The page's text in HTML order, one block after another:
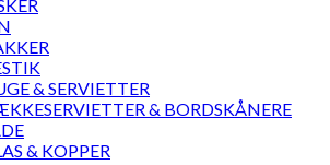
& SERVIETTER
& BORDSKÅNERE
& KOPPER